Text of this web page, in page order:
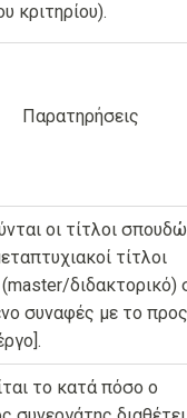
κριτηρίου).
Παρατηρήσεις
οι τίτλοι
τίτλοι
διδακτορικό)
συναφές με το προς
το κατά πόσο ο